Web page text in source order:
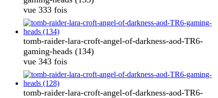
vue 333 fois
tomb-raider-lara-croft-angel-of-darkness-aod-TR6-
gaming-heads (134)
vue 343 fois
tomb-raider-lara-croft-angel-of-darkness-aod-TR6-